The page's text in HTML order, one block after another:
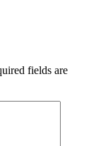
fields are